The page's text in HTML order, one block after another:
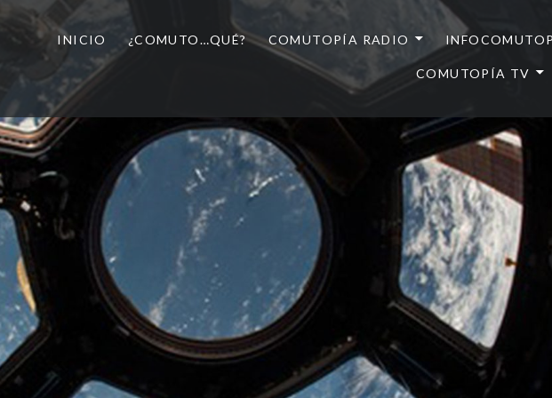
INICIO ¿COMUTO…QUÉ? COMUTOPÍA RADIO
COMUTOPÍA TV